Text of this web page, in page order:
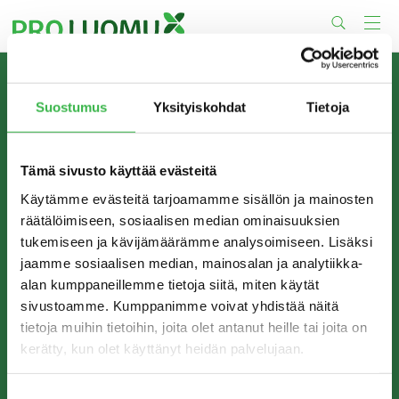
Suostumus Yksityiskohdat Tietoja
Tämä sivusto käyttää evästeitä
Käytämme evästeitä tarjoamamme sisällön ja mainosten
räätälöimiseen, sosiaalisen median ominaisuuksien
tukemiseen ja kävijämäärämme analysoimiseen. Lisäksi
jaamme sosiaalisen median, mainosalan ja analytiikka-
alan kumppaneillemme tietoja siitä, miten käytät
sivustoamme. Kumppanimme voivat yhdistää näitä
tietoja muihin tietoihin, joita olet antanut heille tai joita on
kerätty, kun olet käyttänyt heidän palvelujaan.
to
content
TIETOA MEISTÄ
Pro Luomu on luomualan yhteistyöorganisaatio, joka